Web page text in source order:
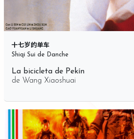
十七岁的单车
Shiqi Sui de Danche
La bicicleta de Pekín
de Wang Xiaoshuai